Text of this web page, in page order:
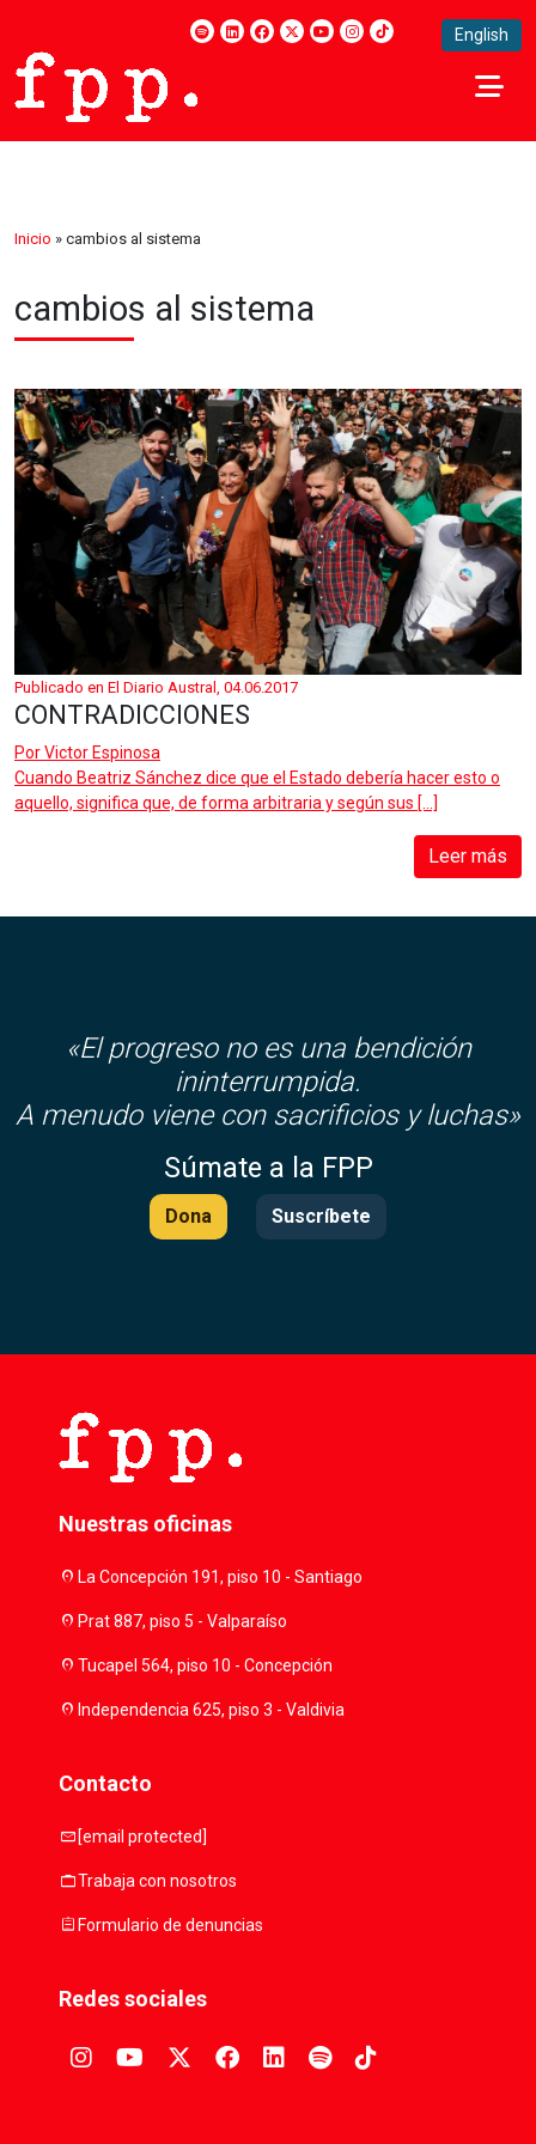
English
Inicio » cambios al sistema
cambios al sistema
Publicado en El Diario Austral, 04.06.2017
CONTRADICCIONES
PorVictor Espinosa
Cuando Beatriz Sánchez dice que el Estado debería hacer esto o
aquello, significa que, de forma arbitraria y según sus […]
Leer más
«El progreso no es una bendición
ininterrumpida.
A menudo viene con sacrificios y luchas»
Súmate a la FPP
Dona Suscríbete
Nuestras oficinas
location_onLa Concepción 191, piso 10 - Santiago
location_onPrat 887, piso 5 - Valparaíso
location_onTucapel 564, piso 10 - Concepción
location_onIndependencia 625, piso 3 - Valdivia
Contacto
mail [email protected]
workTrabaja con nosotros
assignmentFormulario de denuncias
Redes sociales